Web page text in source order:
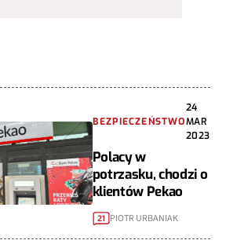
BEZPIECZEŃSTWO
24
MAR
2023
Polacy w
potrzasku, chodzi o
klientów Pekao
21 PIOTR URBANIAK